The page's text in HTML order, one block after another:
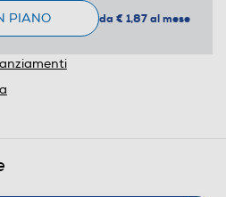
PIANO da € 1,87 al mese